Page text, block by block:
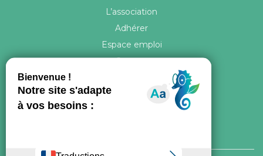
L’association
Adhérer
Espace emploi
Contact